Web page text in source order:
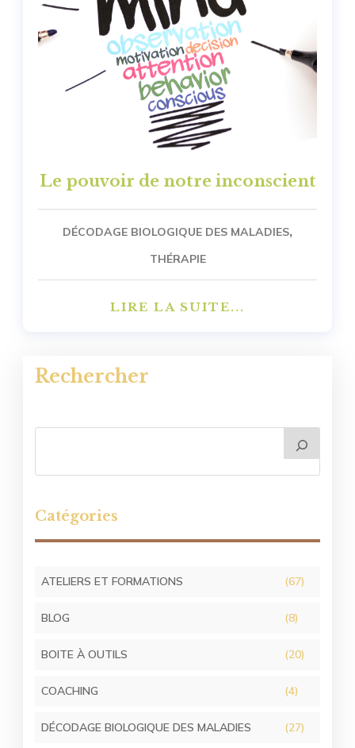
Le pouvoir de notre inconscient
DÉCODAGE BIOLOGIQUE DES MALADIES,
THÉRAPIE
LIRE LA SUITE...
Rechercher
Catégories
ATELIERS ET FORMATIONS (67)
BLOG (8)
BOITE À OUTILS (20)
COACHING (4)
DÉCODAGE BIOLOGIQUE DES MALADIES (27)